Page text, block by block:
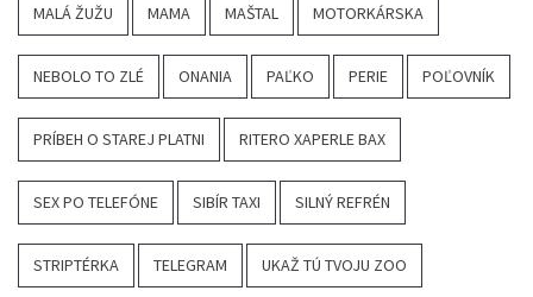
MALÁ ŽUŽU MAMA MAŠTAL MOTORKÁRSKA
NEBOLO TO ZLÉ ONANIA PAĽKO PERIE POĽOVNÍK
PRÍBEH O STAREJ PLATNI RITERO XAPERLE BAX
SEX PO TELEFÓNE SIBÍR TAXI SILNÝ REFRÉN
STRIPTÉRKA TELEGRAM UKAŽ TÚ TVOJU ZOO